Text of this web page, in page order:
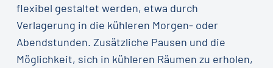
flexibel gestaltet werden, etwa durch
Verlagerung in die kühleren Morgen- oder
Abendstunden. Zusätzliche Pausen und die
Möglichkeit, sich in kühleren Räumen zu erholen,